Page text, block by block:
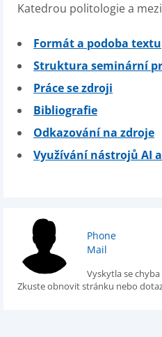
Katedrou politologie a
Formát a podoba textu
Struktura seminární
Práce se zdroji
Bibliografie
Odkazování na zdroje
Využívání nástrojů AI
Phone
Mail
Vyskytla se
Zkuste obnovit stránku nebo